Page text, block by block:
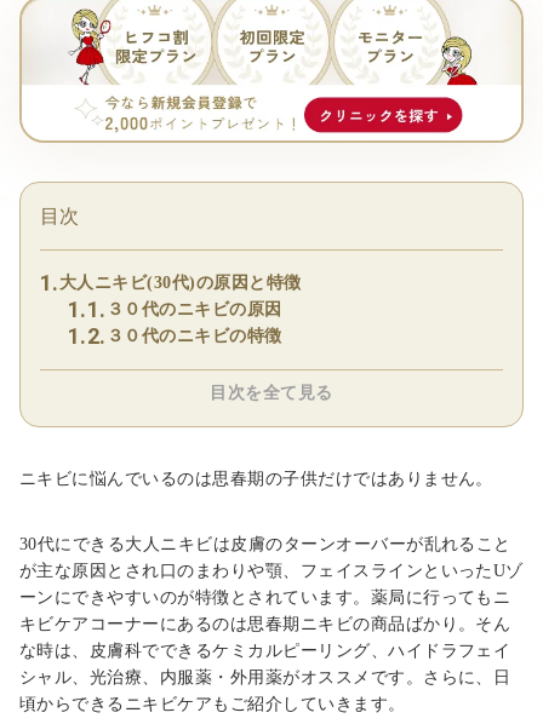
目次
大人ニキビ(30代)の原因と特徴
３０代のニキビの原因
３０代のニキビの特徴
目次を全て見る
ニキビに悩んでいるのは思春期の子供だけではありません。
30代にできる大人ニキビは皮膚のターンオーバーが乱れること
が主な原因とされ口のまわりや顎、フェイスラインといったUゾ
ーンにできやすいのが特徴とされています。薬局に行ってもニ
キビケアコーナーにあるのは思春期ニキビの商品ばかり。そん
な時は、皮膚科でできるケミカルピーリング、ハイドラフェイ
シャル、光治療、内服薬・外用薬がオススメです。さらに、日
頃からできるニキビケアもご紹介していきます。